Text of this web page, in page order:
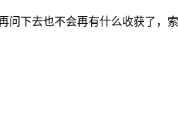
下去也不会再有什么收获了，索